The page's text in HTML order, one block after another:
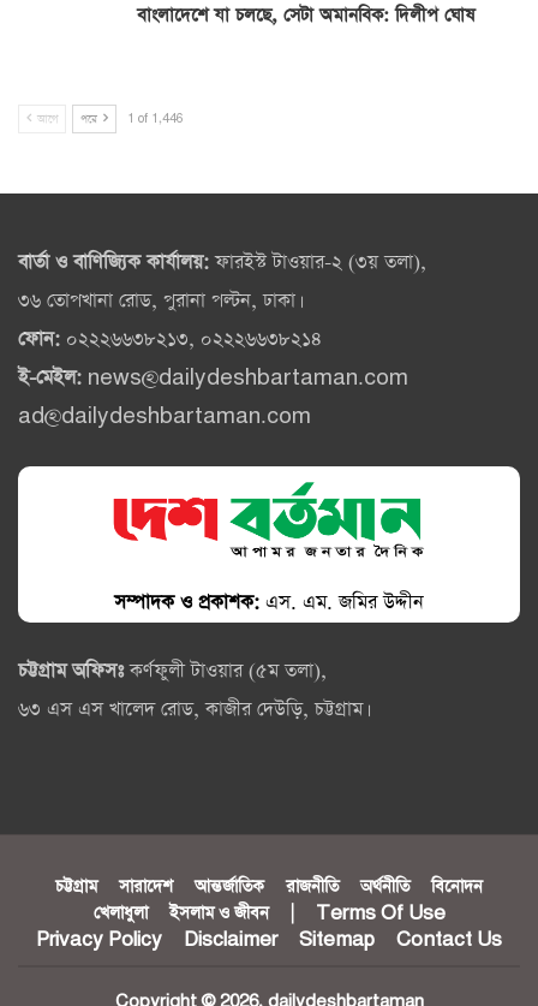
বাংলাদেশে যা চলছে, সেটা অমানবিক: দিলীপ ঘোষ
আগে পরে 1 of 1,446
বার্তা ও বাণিজ্যিক কার্যালয়:ফারইস্ট টাওয়ার-২ (৩য় তলা),
৩৬ তোপখানা রোড, পুরানা পল্টন, ঢাকা।
ফোন: ০২২২৬৬৩৮২১৩, ০২২২৬৬৩৮২১৪
ই-মেইল: news@dailydeshbartaman.com
ad@dailydeshbartaman.com
সম্পাদক ও প্রকাশক: এস. এম. জমির উদ্দীন
চট্টগ্রাম অফিসঃকর্ণফুলী টাওয়ার (৫ম তলা),
৬৩ এস এস খালেদ রোড, কাজীর দেউড়ি, চট্টগ্রাম।
চট্টগ্রাম সারাদেশ আন্তর্জাতিক রাজনীতি অর্থনীতি
বিনোদন
খেলাধুলা
ইসলাম ও জীবন
Terms Of Use
Privacy Policy
Disclaimer Sitemap Contact Us
Copyright © 2026. dailydeshbartaman